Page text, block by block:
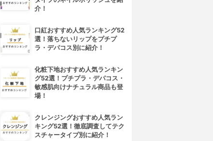
介！
口紅おすすめ人気ランキング52
選！落ちないリップをプチプ
ラ・デパコス別に紹介！
化粧下地おすすめ人気ランキン
グ52選！プチプラ・デパコス・
敏感肌向けナチュラル商品も登
場！
クレンジングおすすめ人気ラン
キング52選！徹底調査してテク
スチャータイプ別に紹介！